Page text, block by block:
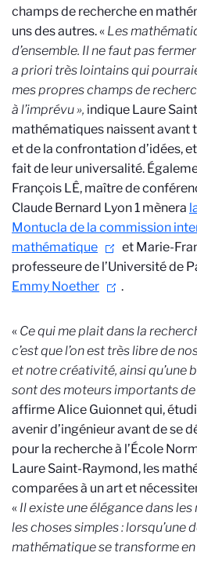
champs de recherche en
uns des autres. « Les
d’ensemble. Il ne faut pas
a priori très lointains qui
mes propres champs de
à l’imprévu », indique Laure
mathématiques naissent avant
et de la confrontation d’idées,
fait de leur universalité.
François LÊ, maître de
Claude Bernard Lyon 1 mènera
Montucla de la commission
mathématique
et Marie-
professeure de l’Université de
Emmy Noether
.
« Ce qui me plait dans la
c’est que l’on est très libre de
et notre créativité, ainsi qu’une
sont des moteurs importants
affirme Alice Guionnet qui,
avenir d’ingénieur avant de se
pour la recherche à l’École
Laure Saint-Raymond, les
comparées à un art et
« Il existe une élégance dans les
les choses simples : lorsqu’une
mathématique se transforme en